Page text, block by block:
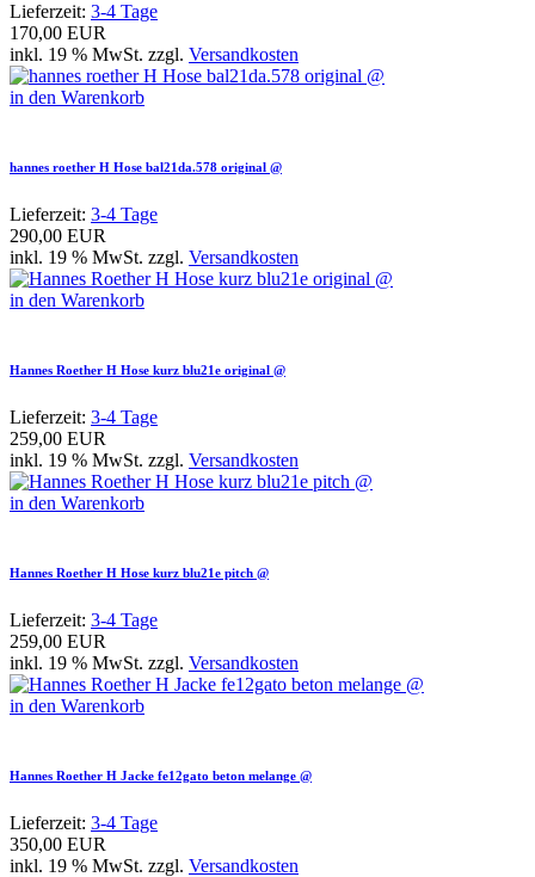
Lieferzeit: 3-4 Tage
170,00 EUR
inkl. 19 % MwSt. zzgl. Versandkosten
in den Warenkorb
hannes roether H Hose bal21da.578 original @
Lieferzeit: 3-4 Tage
290,00 EUR
inkl. 19 % MwSt. zzgl. Versandkosten
in den Warenkorb
Hannes Roether H Hose kurz blu21e original @
Lieferzeit: 3-4 Tage
259,00 EUR
inkl. 19 % MwSt. zzgl. Versandkosten
in den Warenkorb
Hannes Roether H Hose kurz blu21e pitch @
Lieferzeit: 3-4 Tage
259,00 EUR
inkl. 19 % MwSt. zzgl. Versandkosten
in den Warenkorb
Hannes Roether H Jacke fe12gato beton melange @
Lieferzeit: 3-4 Tage
350,00 EUR
inkl. 19 % MwSt. zzgl. Versandkosten